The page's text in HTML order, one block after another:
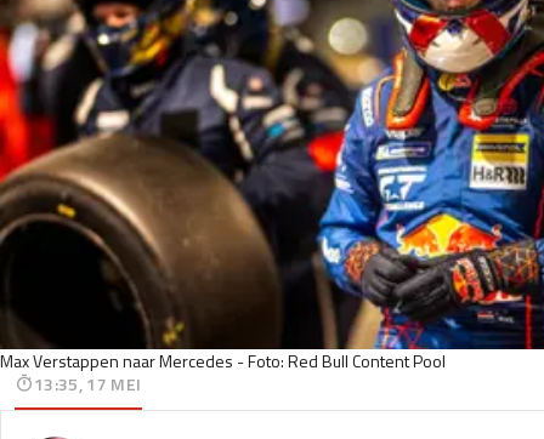
Max Verstappen naar Mercedes - Foto: Red Bull Content Pool
13:35, 17 MEI